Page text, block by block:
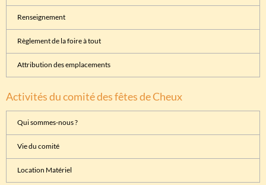
Renseignement
Règlement de la foire à tout
Attribution des emplacements
Activités du comité des fêtes de Cheux
Qui sommes-nous ?
Vie du comité
Location Matériel